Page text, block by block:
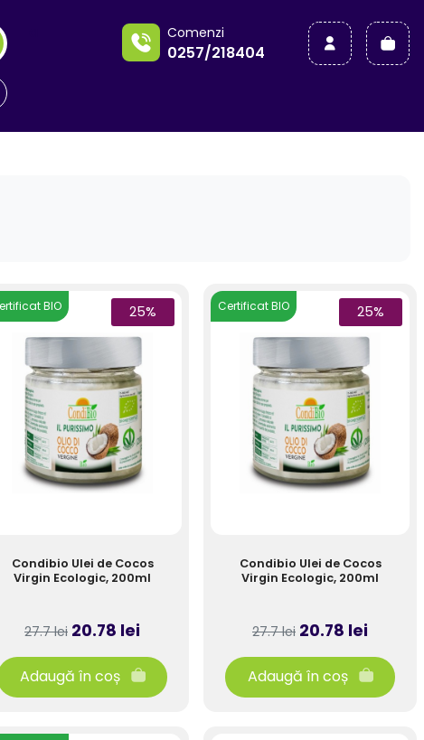
Comenzi
0257/218404
25%
BIO
Condibio Ulei de Cocos
Virgin Ecologic, 200ml
27.7 lei 20.78 lei
Adaugă în coș
25%
Certificat BIO
Condibio Ulei de Cocos
Virgin Ecologic, 200ml
27.7 lei 20.78 lei
Adaugă în coș